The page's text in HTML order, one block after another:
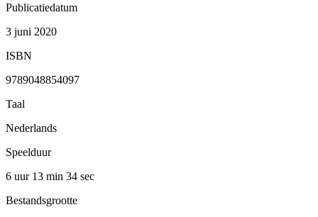
Publicatiedatum
3 juni 2020
ISBN
9789048854097
Taal
Nederlands
Speelduur
6 uur 13 min 34 sec
Bestandsgrootte